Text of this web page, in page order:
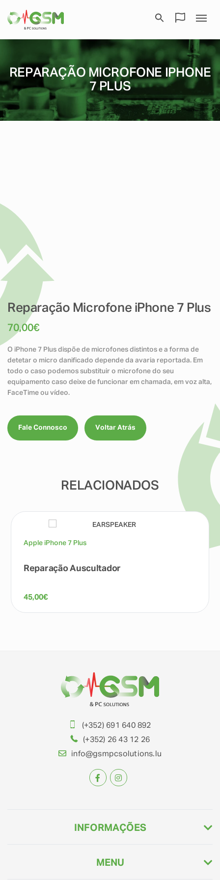
REPARAÇÃO MICROFONE IPHONE
7 PLUS
Reparação Microfone iPhone 7 Plus
70,00€
O iPhone 7 Plus dispõe de microfones distintos e a forma de
detetar o micro danificado depende da avaria reportada. Em
todo o caso podemos substituir o microfone do seu
equipamento caso deixe de funcionar em chamada, em voz alta,
FaceTime ou vídeo.
Fale Connosco Voltar Atrás
RELACIONADOS
Apple iPhone 7 Plus
Reparação Auscultador
45,00€
(+352) 691 640 892
(+352) 26 43 12 26
info@gsmpcsolutions.lu
INFORMAÇÕES
MENU